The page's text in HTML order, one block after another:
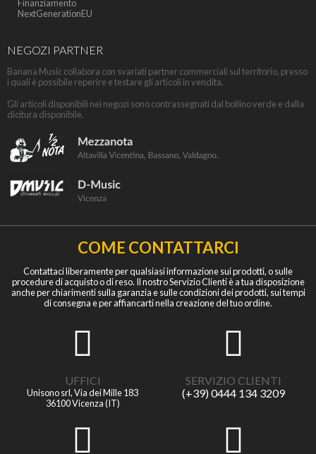
Finanziamento
NextGenerationEU
NEGOZI PARTNER
Banana Music collabora con svariati partner commerciali sul territorio, presso
i quali è possibile reperire e testare gli articoli in vendita.
Gli articoli disponibili nei negozi sono contrassegnati dal bollino verde e dalla
dicitura disponibile.
COME CONTATTARCI
Contattaci liberamente per qualsiasi informazione sui prodotti, o sulle
procedure di acquisto o di reso. Il nostro Servizio Clienti è a tua disposizione
anche per chiarimenti sulla garanzia e sulle condizioni dei prodotti, sui tempi
di consegna e per affiancarti nella creazione del tuo ordine.
UFFICI
Unisono srl, Via dei Mille 183
36100 Vicenza (IT)
SERVIZIO CLIENTI
(+39) 0444 134 3209